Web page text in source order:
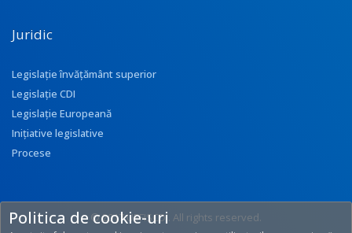
Juridic
Legislație învățământ superior
Legislație CDI
Legislație Europeană
Inițiative legislative
Procese
© 2017 UEFISCDI. All rights reserved.
Politica de cookie-uri